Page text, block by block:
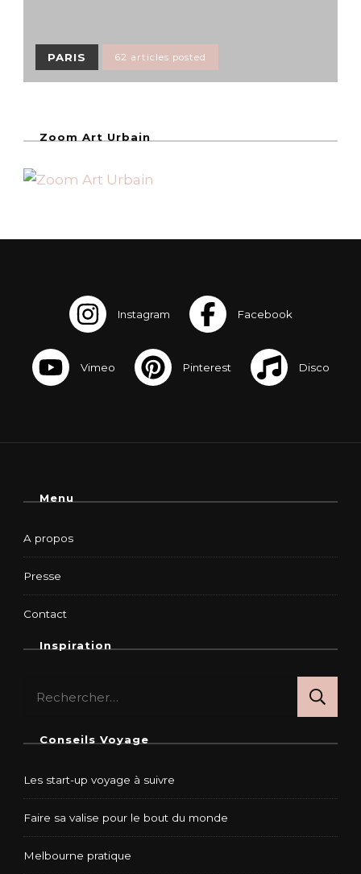
PARIS 62 articles posted
Zoom Art Urbain
Menu
A propos
Presse
Contact
Inspiration
Conseils Voyage
Les start-up voyage à suivre
Faire sa valise pour le bout du monde
Melbourne pratique